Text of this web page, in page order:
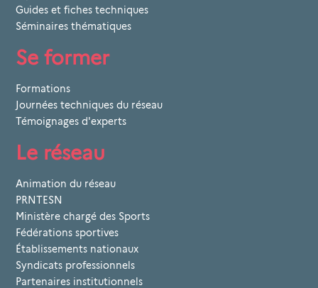
Guides et fiches techniques
Séminaires thématiques
Se former
Formations
Journées techniques du réseau
Témoignages d'experts
Le réseau
Animation du réseau
PRNTESN
Ministère chargé des Sports
Fédérations sportives
Établissements nationaux
Syndicats professionnels
Partenaires institutionnels